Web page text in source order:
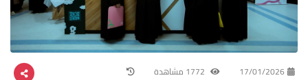
17/01/2026